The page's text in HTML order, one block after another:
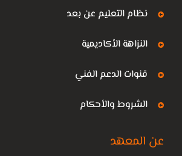
نظام التعليم عن بعد
النزاهة الأكاديمية
قنوات الدعم الفني
الشروط والأحكام
عن المعهد